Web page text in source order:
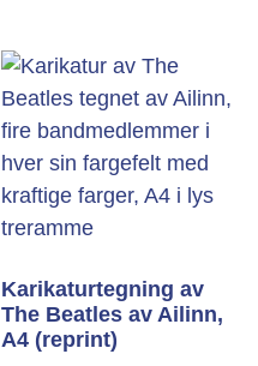
Karikaturtegning av
The Beatles av Ailinn,
A4 (reprint)